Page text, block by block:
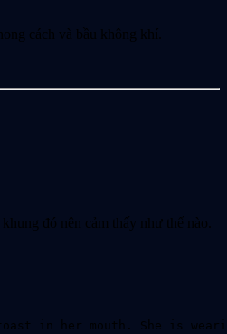
cách và bầu không khí.
đó nên cảm thấy như thế nào.
her mouth. She is